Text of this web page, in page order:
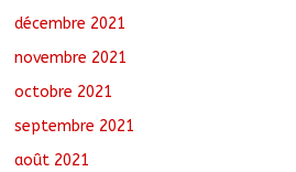
décembre 2021
novembre 2021
octobre 2021
septembre 2021
août 2021